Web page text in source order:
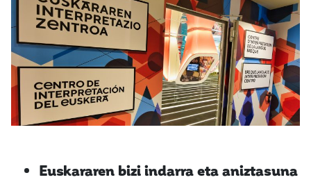
Euskararen bizi indarra eta aniztasuna